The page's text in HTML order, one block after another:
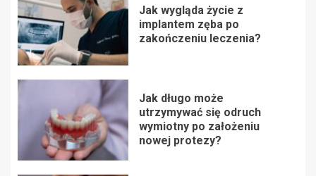
Jak wygląda życie z
implantem zęba po
zakończeniu leczenia?
Jak długo może
utrzymywać się odruch
wymiotny po założeniu
nowej protezy?